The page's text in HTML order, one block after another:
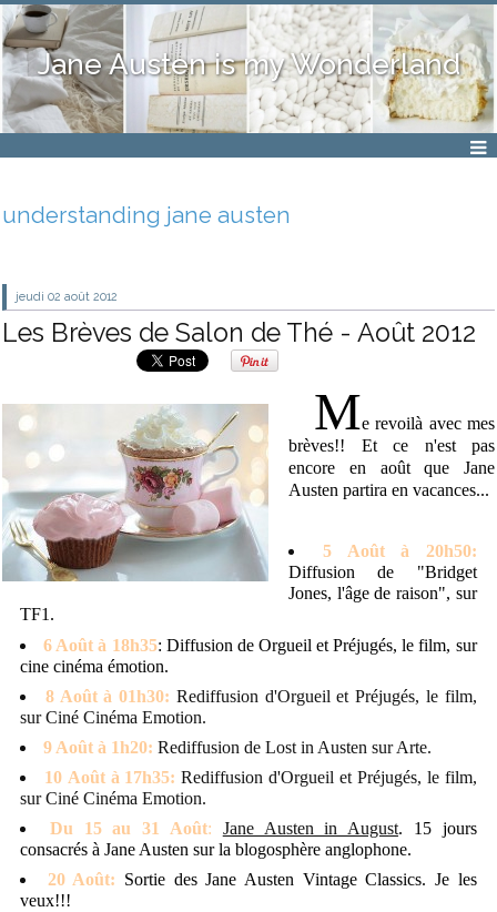
Jane Austen is my Wonderland
understanding jane austen
jeudi 02 août 2012
Les Brèves de Salon de Thé - Août 2012
Me revoilà avec mes
brèves!! Et ce n'est pas
encore en août que Jane
Austen partira en vacances...
5 Août à 20h50:
Diffusion de "Bridget
Jones, l'âge de raison", sur
TF1.
6 Août à 18h35: Diffusion de Orgueil et Préjugés, le film, sur
cine cinéma émotion.
8 Août à 01h30: Rediffusion d'Orgueil et Préjugés, le film,
sur Ciné Cinéma Emotion.
9 Août à 1h20: Rediffusion de Lost in Austen sur Arte.
10 Août à 17h35: Rediffusion d'Orgueil et Préjugés, le film,
sur Ciné Cinéma Emotion.
Du 15 au 31 Août: Jane Austen in August. 15 jours
consacrés à Jane Austen sur la blogosphère anglophone.
20 Août: Sortie des Jane Austen Vintage Classics. Je les
veux!!!